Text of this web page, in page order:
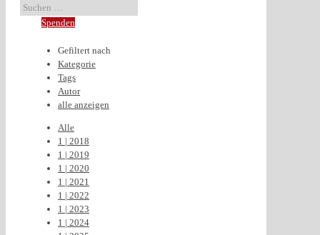
Spenden
Gefiltert nach
Kategorie
Tags
Autor
alle anzeigen
Alle
1 | 2018
1 | 2019
1 | 2020
1 | 2021
1 | 2022
1 | 2023
1 | 2024